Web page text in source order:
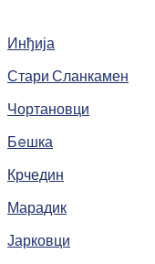
Инђија
Стари Сланкамен
Чортановци
Бeшка
Крчедин
Марадик
Јарковци